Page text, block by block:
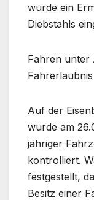
wurde ein
Diebstahls
Fahren unter
Fahrerlaubnis
Auf der
wurde am
jähriger
kontrolliert.
festgestellt,
Besitz einer